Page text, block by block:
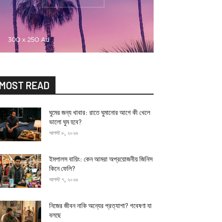
READ
ঘুমের জন্য খাবার: রাতে ঘুমানোর আগে কী খেলে
ভালো ঘুম হবে?
আগস্ট ৮, ২০২৬
ইমপালস বায়িং: কেন আমরা অপ্রয়োজনীয় জিনিস
কিনে ফেলি?
আগস্ট ৭, ২০২৬
নিজের জীবন নাকি অন্যের প্রত্যাশা? গবেষণা যা
বলছে